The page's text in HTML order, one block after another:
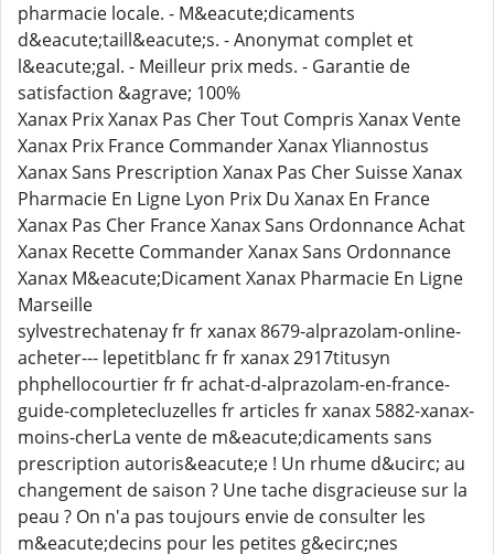
pharmacie locale. - M&eacute;dicaments
d&eacute;taill&eacute;s. - Anonymat complet et
l&eacute;gal. - Meilleur prix meds. - Garantie de
satisfaction &agrave; 100%
Xanax Prix Xanax Pas Cher Tout Compris Xanax Vente
Xanax Prix France Commander Xanax Yliannostus
Xanax Sans Prescription Xanax Pas Cher Suisse Xanax
Pharmacie En Ligne Lyon Prix Du Xanax En France
Xanax Pas Cher France Xanax Sans Ordonnance Achat
Xanax Recette Commander Xanax Sans Ordonnance
Xanax M&eacute;Dicament Xanax Pharmacie En Ligne
Marseille
sylvestrechatenay fr fr xanax 8679-alprazolam-online-
acheter--- lepetitblanc fr fr xanax 2917titusyn
phphellocourtier fr fr achat-d-alprazolam-en-france-
guide-completecluzelles fr articles fr xanax 5882-xanax-
moins-cherLa vente de m&eacute;dicaments sans
prescription autoris&eacute;e ! Un rhume d&ucirc; au
changement de saison ? Une tache disgracieuse sur la
peau ? On n'a pas toujours envie de consulter les
m&eacute;decins pour les petites g&ecirc;nes